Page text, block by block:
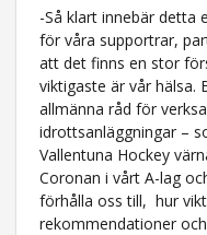
-Så klart innebär detta
för våra supportrar,
att det finns en stor
viktigaste är vår
allmänna råd för
idrottsanläggningar –
Vallentuna Hockey
Coronan i vårt A-lag
förhålla oss till, hur
rekommendationer